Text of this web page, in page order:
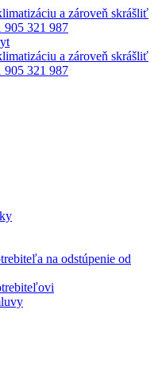
a zároveň skrášliť
905 321 987
a zároveň skrášliť
905 321 987
na odstúpenie od